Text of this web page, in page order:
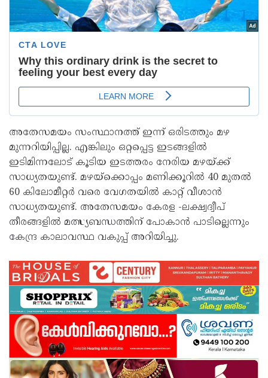
അതേസമയം സംസ്ഥാനത്ത് ഇന്ന് ഒരിടത്തും മഴ
മുന്നറിയിപ്പില്ല. എങ്കിലും ഒറ്റപ്പെട്ട ഇടങ്ങളിൽ
ഇടിമിന്നലോട് കൂടിയ ഇടത്തരം നേരിയ മഴയ്ക്ക്
സാധ്യതയുണ്ട്. മഴയ്ക്കൊപ്പം മണിക്കൂറിൽ 40 മുതൽ
60 കിലോമീറ്റർ വരെ വേഗതയിൽ കാറ്റ് വീശാൻ
സാധ്യതയുണ്ട്. അതേസമയം കേരള -ലക്ഷ്വദ്വീപ്
തീരങ്ങളിൽ മത്സ്യബന്ധത്തിന് പോകാൻ പാടില്ലെന്നും
കേന്ദ്ര കാലാവസ്ഥ വകുപ്പ് അറിയിച്ചു.